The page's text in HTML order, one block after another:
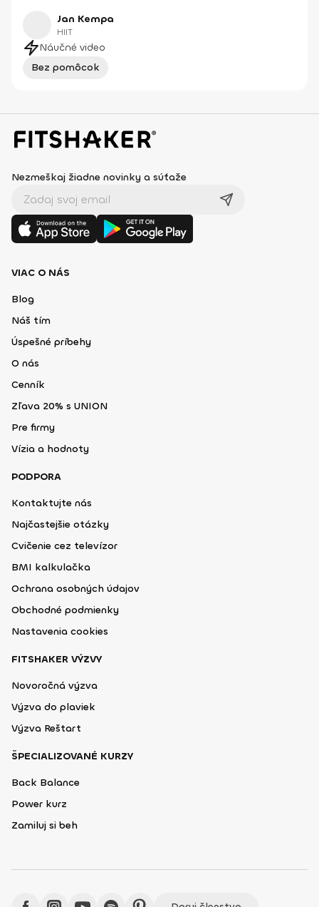
Jan Kempa
HIIT
Náučné video
Bez pomôcok
Nezmeškaj žiadne novinky a súťaže
VIAC O NÁS
Blog
Náš tím
Úspešné príbehy
O nás
Cenník
Zľava 20% s UNION
Pre firmy
Vízia a hodnoty
PODPORA
Kontaktujte nás
Najčastejšie otázky
Cvičenie cez televízor
BMI kalkulačka
Ochrana osobných údajov
Obchodné podmienky
Nastavenia cookies
FITSHAKER VÝZVY
Novoročná výzva
Výzva do plaviek
Výzva Reštart
ŠPECIALIZOVANÉ KURZY
Back Balance
Power kurz
Zamiluj si beh